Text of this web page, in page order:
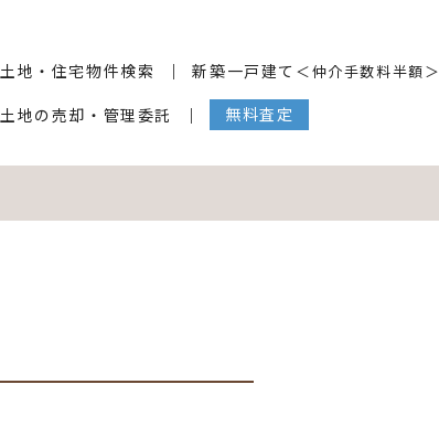
土地・住宅物件検索 新築一戸建て ＜仲介手数料半額＞
土地の売却・管理委託 無料査定